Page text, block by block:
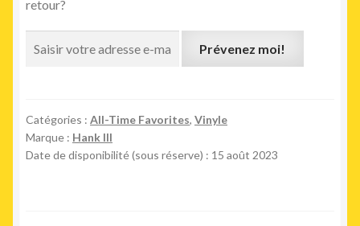
retour?
Prévenez moi!
Catégories : All-Time Favorites, Vinyle
Marque : Hank III
Date de disponibilité (sous réserve) : 15 août 2023